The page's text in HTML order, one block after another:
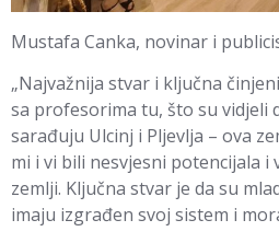
Mustafa Canka, novinar i
„Najvažnija stvar i ključna
sa profesorima tu, što su vidjeli
sarađuju Ulcinj i Pljevlja – ova
mi i vi bili nesvjesni potencijala i
zemlji. Ključna stvar je da su
imaju izgrađen svoj sistem i